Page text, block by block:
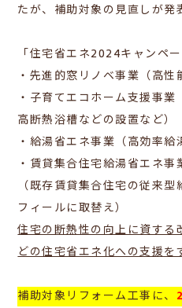
たが、補助対象の見直しが発
「住宅省エネ2024キャンペ
・先進的窓リノベ事業（高性
・子育てエコホーム支援事業
高断熱浴槽などの設置など）
・給湯省エネ事業（高効率給
・賃貸集合住宅給湯省エネ事
（既存賃貸集合住宅の従来
フィールに取替え）
住宅の断熱性の向上に資す
どの住宅省エネ化への支援を
補助対象リフォーム工事に、